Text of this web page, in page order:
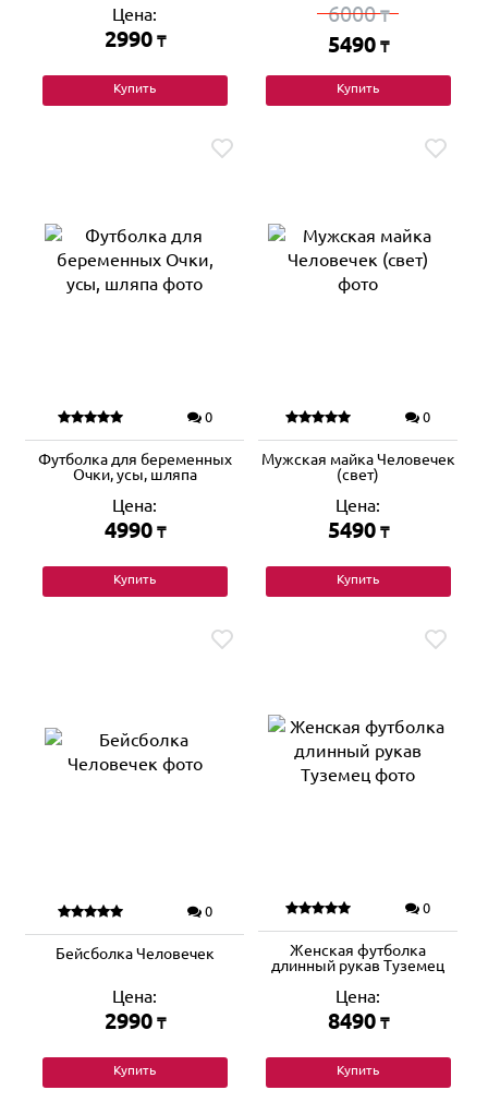
Цена:
2990 ₸
Купить
6000₸
5490 ₸
Купить
0
Футболка для беременных
Очки, усы, шляпа
Цена:
4990 ₸
Купить
0
Мужская майка Человечек
(свет)
Цена:
5490 ₸
Купить
0
Бейсболка Человечек
Цена:
2990 ₸
Купить
0
Женская футболка
длинный рукав Туземец
Цена:
8490 ₸
Купить